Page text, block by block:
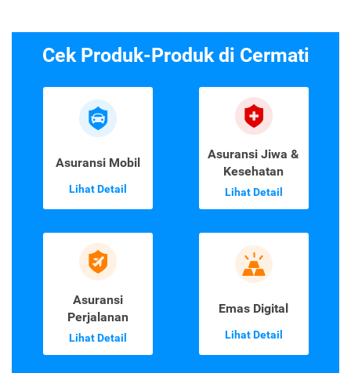
Cek Produk-Produk di Cermati
Asuransi Mobil
Lihat Detail
Asuransi Jiwa &
Kesehatan
Lihat Detail
Asuransi
Perjalanan
Lihat Detail
Emas Digital
Lihat Detail